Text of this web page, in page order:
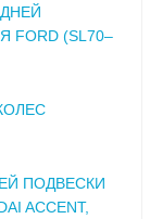
(SL70–
ПОДВЕСКИ
ACCENT,